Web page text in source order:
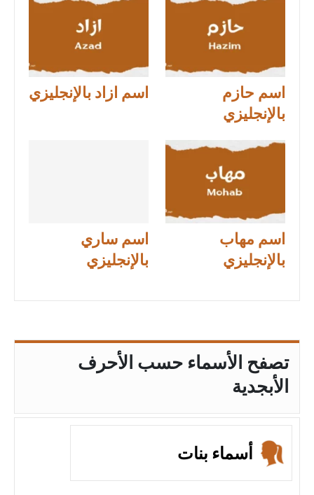
اسم حازم
بالإنجليزي
اسم ازاد بالإنجليزي
اسم مهاب
بالإنجليزي
اسم ساري
بالإنجليزي
تصفح الأسماء حسب الأحرف
الأبجدية
أسماء بنات